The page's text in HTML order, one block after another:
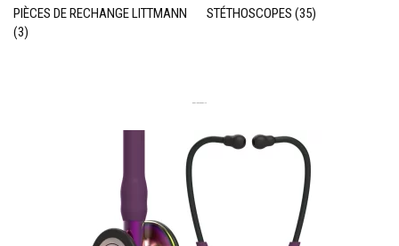
PIÈCES DE RECHANGE LITTMANN
(3)
STÉTHOSCOPES(35)